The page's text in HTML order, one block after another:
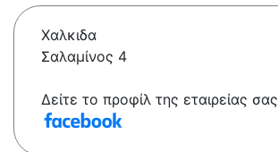
Χαλκιδα
Σαλαμίνος 4
Δείτε το προφίλ της εταιρείας σας